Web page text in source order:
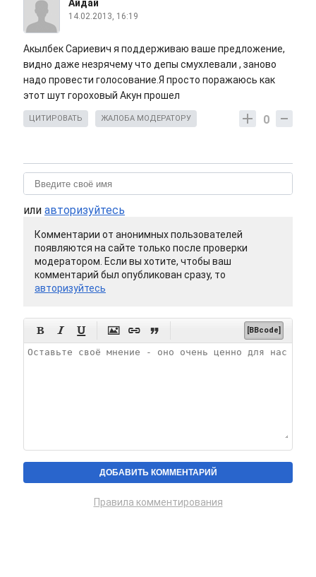
Айдай
14.02.2013, 16:19
Акылбек Сариевич я поддерживаю ваше предложение,
видно даже незрячему что депы смухлевали , заново
надо провести голосование.Я просто поражаюсь как
этот шут гороховый Акун прошел
0
ЦИТИРОВАТЬ ЖАЛОБА МОДЕРАТОРУ
или авторизуйтесь
Комментарии от анонимных пользователей
появляются на сайте только после проверки
модератором. Если вы хотите, чтобы ваш
комментарий был опубликован сразу, то
авторизуйтесь
      [BBcode]
Правила комментирования